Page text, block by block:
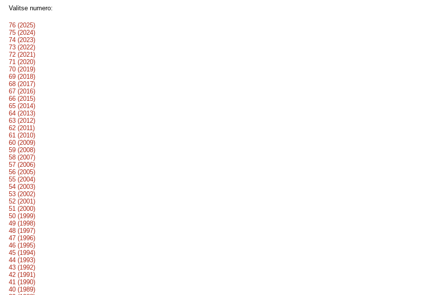
Valitse numero:
76 (2025)
75 (2024)
74 (2023)
73 (2022)
72 (2021)
71 (2020)
70 (2019)
69 (2018)
68 (2017)
67 (2016)
66 (2015)
65 (2014)
64 (2013)
63 (2012)
62 (2011)
61 (2010)
60 (2009)
59 (2008)
58 (2007)
57 (2006)
56 (2005)
55 (2004)
54 (2003)
53 (2002)
52 (2001)
51 (2000)
50 (1999)
49 (1998)
48 (1997)
47 (1996)
46 (1995)
45 (1994)
44 (1993)
43 (1992)
42 (1991)
41 (1990)
40 (1989)